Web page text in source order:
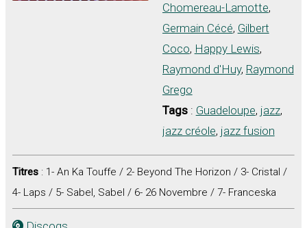
Chomereau-Lamotte,
Germain Cécé, Gilbert
Coco, Happy Lewis,
Raymond d'Huy, Raymond
Grego
Tags: Guadeloupe, jazz,
jazz créole, jazz fusion
Titres : 1- An Ka Touffe / 2- Beyond The Horizon / 3- Cristal /
4- Laps / 5- Sabel, Sabel / 6- 26 Novembre / 7- Franceska